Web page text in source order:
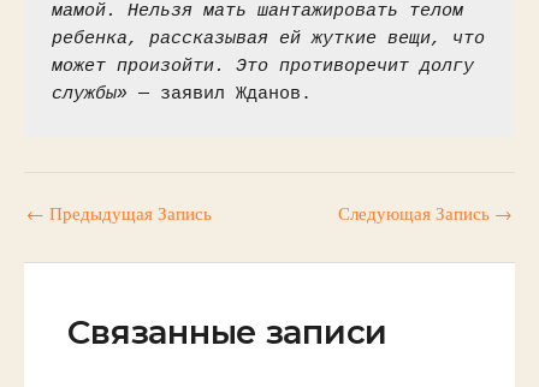
мамой. Нельзя мать шантажировать телом
ребенка, рассказывая ей жуткие вещи, что
может произойти. Это противоречит долгу
службы» — заявил Жданов.
← Предыдущая Запись Следующая Запись →
Связанные записи